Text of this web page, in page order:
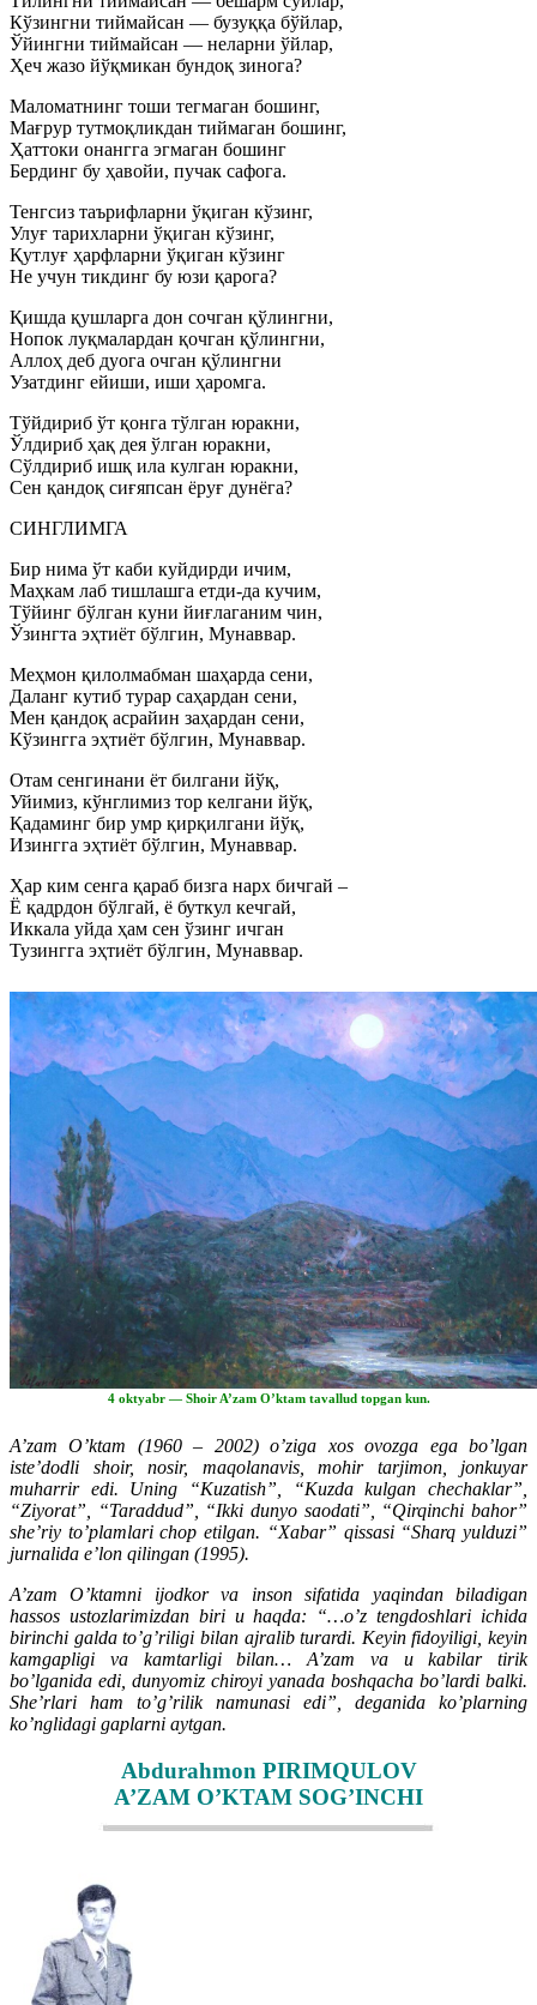
Кўзингни тиймайсан — бузуққа бўйлар,
Ўйингни тиймайсан — неларни ўйлар,
Ҳеч жазо йўқмикан бундоқ зинога?
Маломатнинг тоши тегмаган бошинг,
Мағрур тутмоқликдан тиймаган бошинг,
Ҳаттоки онангга эгмаган бошинг
Бердинг бу ҳавойи, пучак сафога.
Тенгсиз таърифларни ўқиган кўзинг,
Улуғ тарихларни ўқиган кўзинг,
Қутлуғ ҳарфларни ўқиган кўзинг
Не учун тикдинг бу юзи қарога?
Қишда қушларга дон сочган қўлингни,
Нопок луқмалардан қочган қўлингни,
Аллоҳ деб дуога очган қўлингни
Узатдинг ейиши, иши ҳаромга.
Тўйдириб ўт қонга тўлган юракни,
Ўлдириб ҳақ дея ўлган юракни,
Сўлдириб ишқ ила кулган юракни,
Сен қандоқ сиғяпсан ёруғ дунёга?
СИНГЛИМГА
Бир нима ўт каби куйдирди ичим,
Маҳкам лаб тишлашга етди-да кучим,
Тўйинг бўлган куни йиғлаганим чин,
Ўзингта эҳтиёт бўлгин, Мунаввар.
Меҳмон қилолмабман шаҳарда сени,
Даланг кутиб турар саҳардан сени,
Мен қандоқ асрайин заҳардан сени,
Кўзингга эҳтиёт бўлгин, Мунаввар.
Отам сенгинани ёт билгани йўқ,
Уйимиз, кўнглимиз тор келгани йўқ,
Қадаминг бир умр қирқилгани йўқ,
Изингга эҳтиёт бўлгин, Мунаввар.
Ҳар ким сенга қараб бизга нарх бичгай –
Ё қадрдон бўлгай, ё буткул кечгай,
Иккала уйда ҳам сен ўзинг ичган
Тузингга эҳтиёт бўлгин, Мунаввар.
4 oktyabr — Shoir A’zam O’ktam tavallud topgan kun.
A’zam O’ktam (1960 – 2002) o’ziga xos ovozga ega bo’lgan
iste’dodli shoir, nosir, maqolanavis, mohir tarjimon, jonkuyar
muharrir edi. Uning “Kuzatish”, “Kuzda kulgan chechaklar”,
“Ziyorat”, “Taraddud”, “Ikki dunyo saodati”, “Qirqinchi bahor”
she’riy to’plamlari chop etilgan. “Xabar” qissasi “Sharq yulduzi”
jurnalida e’lon qilingan (1995).
A’zam O’ktamni ijodkor va inson sifatida yaqindan biladigan
hassos ustozlarimizdan biri u haqda: “…o’z tengdoshlari ichida
birinchi galda to’g’riligi bilan ajralib turardi. Keyin fidoyiligi, keyin
kamgapligi va kamtarligi bilan… A’zam va u kabilar tirik
bo’lganida edi, dunyomiz chiroyi yanada boshqacha bo’lardi balki.
She’rlari ham to’g’rilik namunasi edi”, deganida ko’plarning
ko’nglidagi gaplarni aytgan.
Abdurahmon PIRIMQULOV
A’ZAM O’KTAM SOG’INCHI